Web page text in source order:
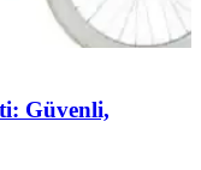
Güvenli,